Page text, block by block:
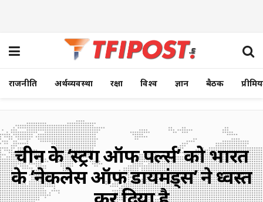
राजनीति अर्थव्यवस्था रक्षा विश्व ज्ञान बैठक
चीन के ‘स्ट्रिंग ऑफ पर्ल्स’ को भारत
के ‘नेकलेस ऑफ डायमंड्स’ ने ध्वस्त